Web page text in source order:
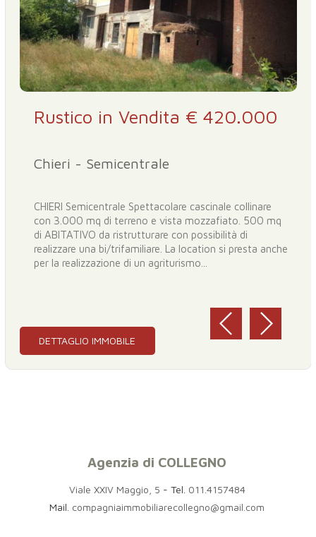
Rustico in Vendita € 420.000
Chieri - Semicentrale
CHIERI Semicentrale Spettacolare cascinale collinare
con 3.000 mq di terreno e vista mozzafiato. 500 mq
di ABITATIVO da ristrutturare con possibilità di
realizzare una bi/trifamiliare. La location si presta anche
per la realizzazione di un agriturismo...
DETTAGLIO IMMOBILE
Agenzia di COLLEGNO
Viale XXIV Maggio, 5 - Tel. 011.4157484
Mail. compagniaimmobiliarecollegno@gmail.com